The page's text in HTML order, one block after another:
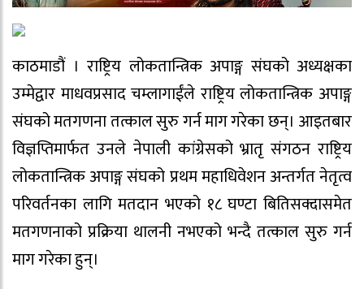
काठमाडौं । राष्ट्रिय लोकतान्त्रिक अपाङ्ग संघको अध्यक्षका
उम्मेद्वार माधवप्रसाद चम्लागाईंले राष्ट्रिय लोकतान्त्रिक अपाङ्ग
संघको मतगणना तत्काल सुरु गर्न माग गरेका छन्। आइतबार
विज्ञप्तिमार्फत उनले नेपाली कांग्रेसको भ्रातृ संगठन राष्ट्रिय
लोकतान्त्रिक अपाङ्ग संघको प्रथम महाधिवेशन अन्तर्गत नेतृत्व
परिवर्तनका लागि मतदान भएको १८ घण्टा बितिसक्दासमेत
मतगणनाको प्रक्रिया थालनी नभएको भन्दै तत्काल सुरु गर्न
माग गरेका हुन्।